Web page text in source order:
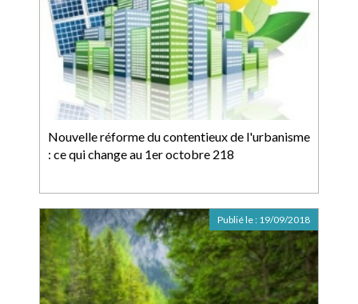
Nouvelle réforme du contentieux de l'urbanisme
: ce qui change au 1er octobre 218
Publié le : 19/09/2018